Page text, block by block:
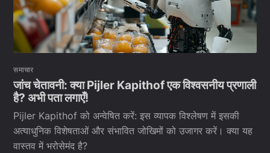
समाचार
जांच चेतावनी: क्या Pijler Kapithof एक विश्वसनीय प्रणाली
है? अभी पता लगाएँ!
Pijler Kapithof को अन्वेषित करें: इस व्यापक विश्लेषण में इसकी
अत्याधुनिक विशेषताओं और संभावित जोखिमों को उजागर करें। क्या यह
वास्तव में भरोसेमंद है?